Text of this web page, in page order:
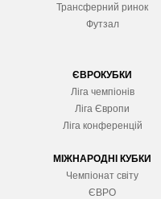
Трансферний ринок
Футзал
ЄВРОКУБКИ
Ліга чемпіонів
Ліга Європи
Ліга конференцій
МІЖНАРОДНІ КУБКИ
Чемпіонат світу
ЄВРО